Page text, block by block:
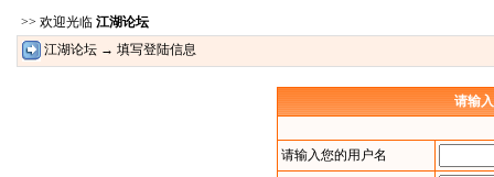
>> 欢迎光临 江湖论坛
江湖论坛 → 填写登陆信息
请输
请输入您的用户名